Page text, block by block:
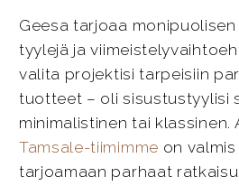
Geesa tarjoaa
tyylejä ja
valita projektisi tarpeisiin
tuotteet – oli sisustustyylisi
minimalistinen tai klassinen.
Tamsale-tiimimme on
tarjoamaan parhaat